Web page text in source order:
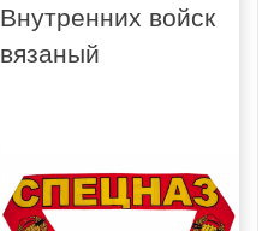
Внутренних войск
вязаный